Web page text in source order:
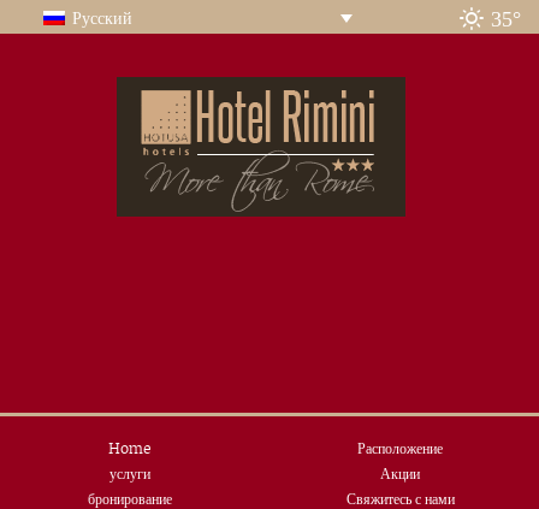
35°
Русский
Home
Расположение
услуги
Акции
бронирование
Свяжитесь с нами